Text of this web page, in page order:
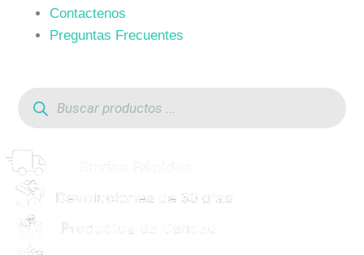
Contactenos
Preguntas Frecuentes
productos